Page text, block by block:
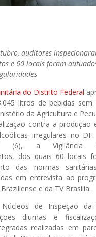
auditores
e 60 locais foram
do Distrito Federal
litros de bebidas sem
da Agricultura e
contra a produção
irregulares no
(6), a Vigilância
dos quais 60 locais
das normas
em entrevista ao
e da TV Brasília.
de Inspeção da
diurnas e
realizadas em